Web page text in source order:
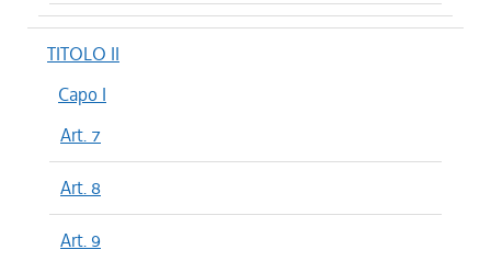
TITOLO II
Capo I
Art. 7
Art. 8
Art. 9